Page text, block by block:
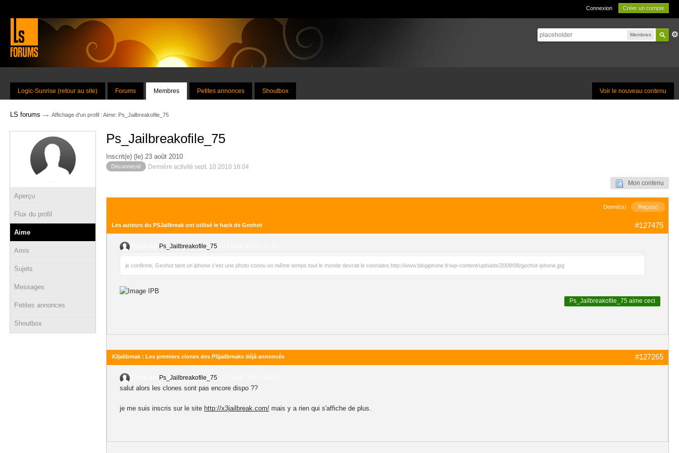
Connexion Créer un compte
Membres
Voir le nouveau contenu
Logic-Sunrise (retour au site) Forums Membres Petites annonces Shoutbox
LS forums → Affichage d'un profil : Aime: Ps_Jailbreakofile_75
Aperçu
Flux du profil
Aime
Amis
Sujets
Messages
Petites annonces
Shoutbox
Ps_Jailbreakofile_75
Inscrit(e) (le) 23 août 2010
Déconnecté Dernière activité sept. 10 2010 16:04
Mon contenu
Donné(s) Reçu(s)
#127475
Les auteurs du PSJailbreak ont utilisé le hack de Geohot
Ps_Jailbreakofile_75
je confirme, Geohot tient un iphone c'est une photo connu en même temps tout le monde devrait le connaitre.http://www.blogiphone.fr/wp-content/uploads/2009/08/geohot-iphone.jpg
Ps_Jailbreakofile_75 aime ceci
#127265
X3jailbreak : Les premiers clones des PSjailbreaks déjà annoncés
Ps_Jailbreakofile_75
salut alors les clones sont pas encore dispo ??
je me suis inscris sur le site http://x3jailbreak.com/ mais y a rien qui s'affiche de plus.